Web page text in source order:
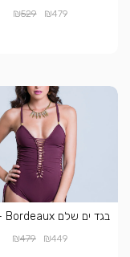
₪479
₪529
בגד ים שלם SIDE - Bordeaux
₪449
₪479